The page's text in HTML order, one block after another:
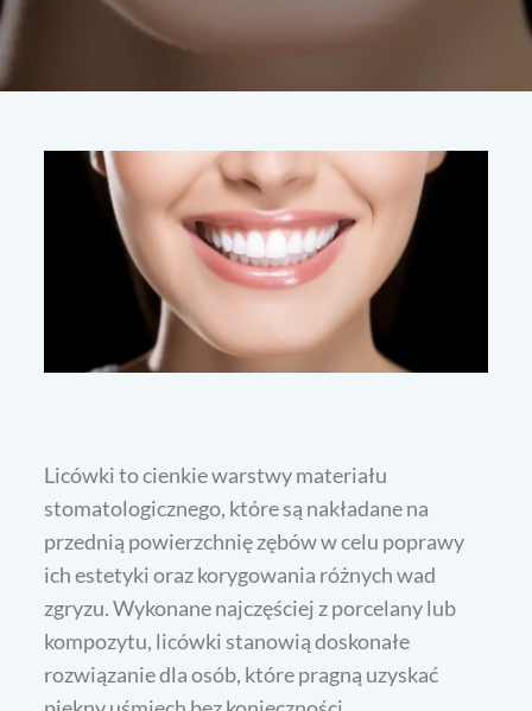
Licówki to cienkie warstwy materiału
stomatologicznego, które są nakładane na
przednią powierzchnię zębów w celu poprawy
ich estetyki oraz korygowania różnych wad
zgryzu. Wykonane najczęściej z porcelany lub
kompozytu, licówki stanowią doskonałe
rozwiązanie dla osób, które pragną uzyskać